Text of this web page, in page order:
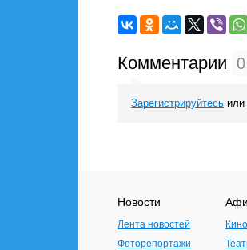
Комментарии 0
Зарегистрируйтесь или
Новости
Лента новостей
Фоторепортажи
Кино